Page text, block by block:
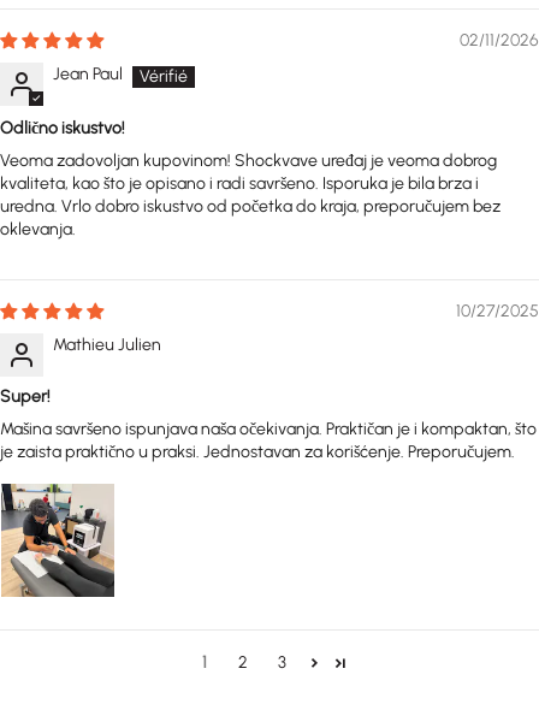
02/11/2026
Jean Paul
Odlično iskustvo!
Veoma zadovoljan kupovinom! Shockvave uređaj je veoma dobrog
kvaliteta, kao što je opisano i radi savršeno. Isporuka je bila brza i
uredna. Vrlo dobro iskustvo od početka do kraja, preporučujem bez
oklevanja.
10/27/2025
Mathieu Julien
Super!
Mašina savršeno ispunjava naša očekivanja. Praktičan je i kompaktan, što
je zaista praktično u praksi. Jednostavan za korišćenje. Preporučujem.
1 2 3